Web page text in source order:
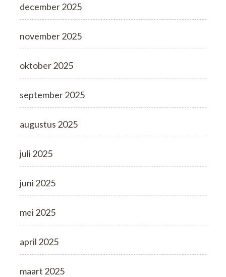
december 2025
november 2025
oktober 2025
september 2025
augustus 2025
juli 2025
juni 2025
mei 2025
april 2025
maart 2025